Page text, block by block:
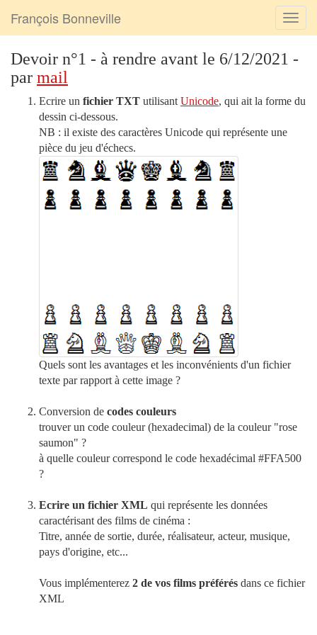
François Bonneville
Devoir n°1 - à rendre avant le 6/12/2021 -
par mail
Ecrire un fichier TXT utilisant Unicode, qui ait la forme du
dessin ci-dessous.
NB : il existe des caractères Unicode qui représente une
pièce du jeu d'échecs.
Quels sont les avantages et les inconvénients d'un fichier
texte par rapport à cette image ?
Conversion de codes couleurs
trouver un code couleur (hexadecimal) de la couleur "rose
saumon" ?
à quelle couleur correspond le code hexadécimal #FFA500
?
Ecrire un fichier XML qui représente les données
caractérisant des films de cinéma :
Titre, année de sortie, durée, réalisateur, acteur, musique,
pays d'origine, etc...
Vous implémenterez 2 de vos films préférés dans ce fichier
XML